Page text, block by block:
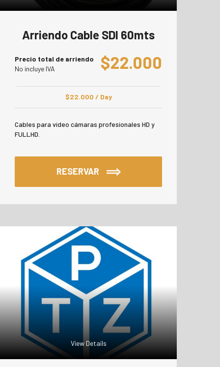
Arriendo Cable SDI 60mts
Precio total de arriendo
No incluye IVA
$22.000
$22.000 / Day
Cables para video cámaras profesionales HD y
FULLHD.
RESERVAR
View Details